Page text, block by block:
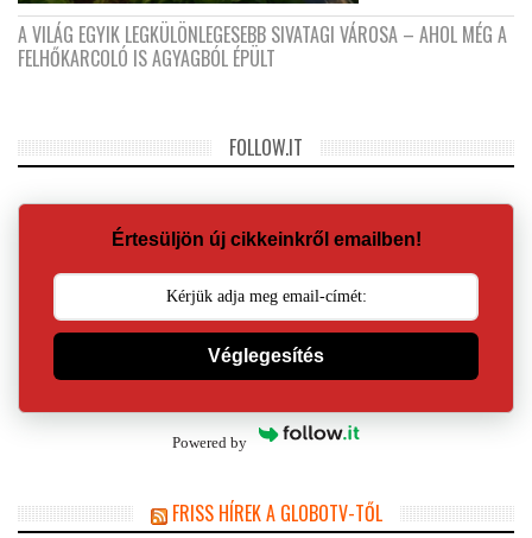
A VILÁG EGYIK LEGKÜLÖNLEGESEBB SIVATAGI VÁROSA – AHOL MÉG A
FELHŐKARCOLÓ IS AGYAGBÓL ÉPÜLT
FOLLOW.IT
Értesüljön új cikkeinkről emailben!
Véglegesítés
Powered by
FRISS HÍREK A GLOBOTV-TŐL